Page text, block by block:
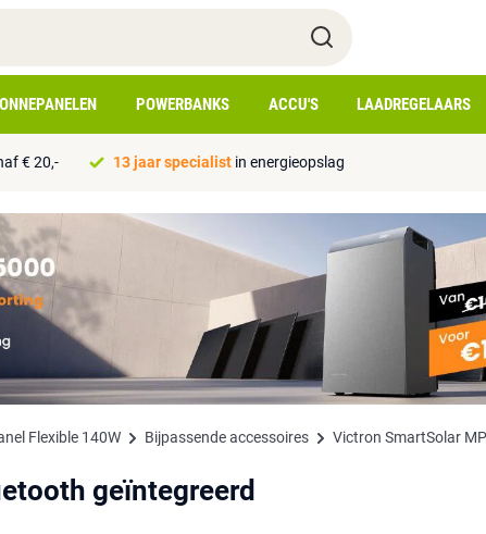
POWERBANKS ACCU'S LAADREGELAARS
€ 20,- 13 jaar specialist in energieopslag
Flexible 140W Bijpassende accessoires Victron SmartSolar
geïntegreerd